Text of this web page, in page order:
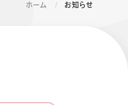
ホーム お知らせ